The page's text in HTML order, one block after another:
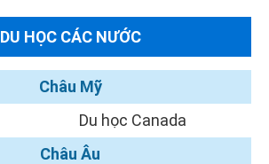
DU HỌC CÁC NƯỚC
Châu Mỹ
Du học Canada
Châu Âu